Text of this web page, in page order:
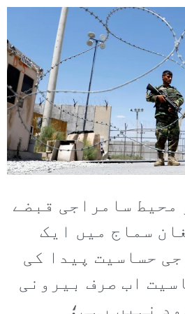
محیط سامراجی قبضے
سماج میں ایک
حساسیت پیدا کی
اب صرف بیرونی